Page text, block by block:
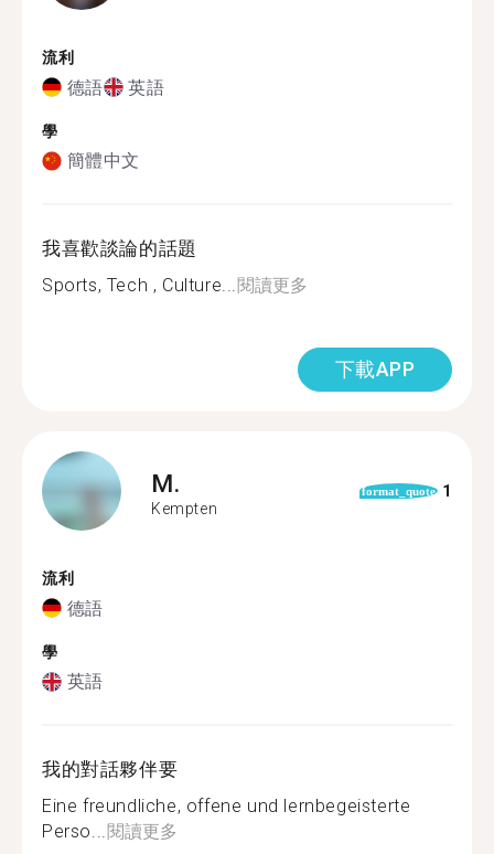
流利
德語 英語
學
簡體中文
我喜歡談論的話題
Sports, Tech , Culture...閱讀更多
下載APP
M.
Kempten
format_quote 1
流利
德語
學
英語
我的對話夥伴要
Eine freundliche, offene und lernbegeisterte
Perso...閱讀更多